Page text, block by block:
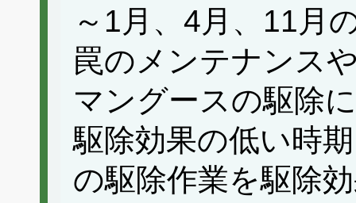
～1月、4月、11月
罠のメンテナンス
マングースの駆除
駆除効果の低い時
の駆除作業を駆除